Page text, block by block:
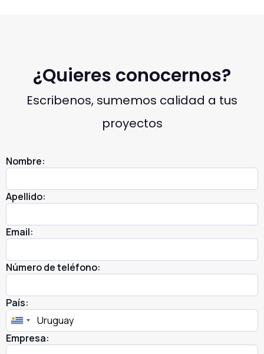
¿Quieres conocernos?
Escribenos, sumemos calidad a tus
proyectos
Nombre:
Apellido:
Email:
Número de teléfono:
País:
Empresa: